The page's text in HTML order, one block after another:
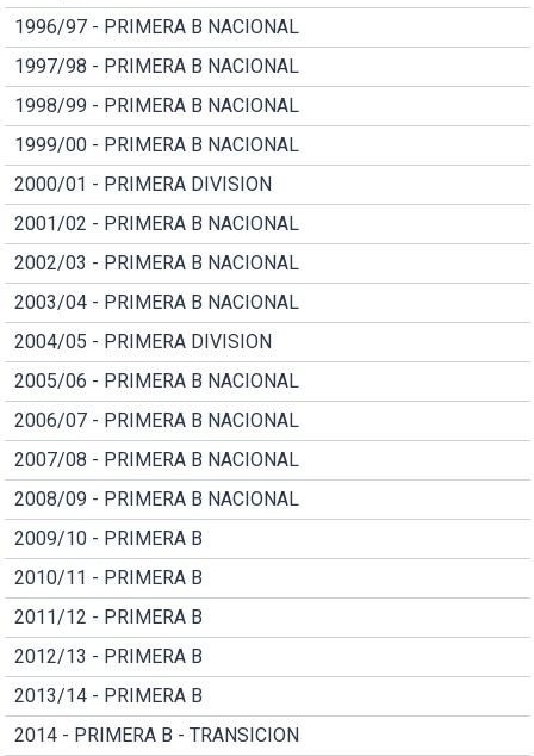
1996/97 - PRIMERA B NACIONAL
1997/98 - PRIMERA B NACIONAL
1998/99 - PRIMERA B NACIONAL
1999/00 - PRIMERA B NACIONAL
2000/01 - PRIMERA DIVISION
2001/02 - PRIMERA B NACIONAL
2002/03 - PRIMERA B NACIONAL
2003/04 - PRIMERA B NACIONAL
2004/05 - PRIMERA DIVISION
2005/06 - PRIMERA B NACIONAL
2006/07 - PRIMERA B NACIONAL
2007/08 - PRIMERA B NACIONAL
2008/09 - PRIMERA B NACIONAL
2009/10 - PRIMERA B
2010/11 - PRIMERA B
2011/12 - PRIMERA B
2012/13 - PRIMERA B
2013/14 - PRIMERA B
2014 - PRIMERA B - TRANSICION